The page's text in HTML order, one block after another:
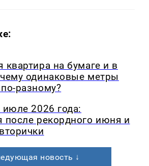
квартира на бумаге и в
одинаковые метры
разному?
июле 2026 года:
после рекордного июня и
новость ↓